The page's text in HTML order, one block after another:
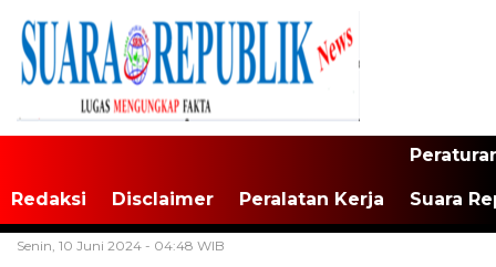
Redaksi Disclaimer Peralatan Kerja Suara
Senin, 10 Juni 2024 - 04:48 WIB